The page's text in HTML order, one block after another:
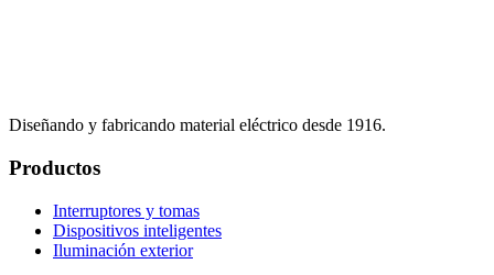
Diseñando y fabricando material eléctrico desde 1916.
Productos
Interruptores y tomas
Dispositivos inteligentes
Iluminación exterior